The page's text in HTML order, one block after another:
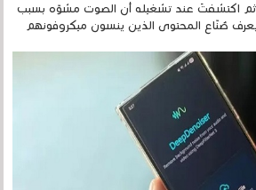
ثم اكتشفتَ عند تشغيله أن الصوت مشوّه بسبب
صُنّاع المحتوى الذين ينسون ميكروفونهم